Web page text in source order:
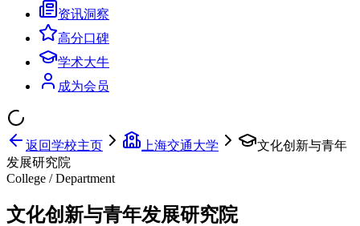
资讯洞察
高分口碑
学术大牛
成为会员
返回学校主页 上海交通大学
文化创新与青年
发展研究院
College / Department
文化创新与青年发展研究院